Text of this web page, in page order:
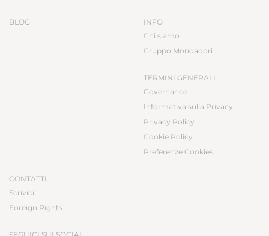
BLOG
INFO
Chi siamo
Gruppo Mondadori
TERMINI GENERALI
Governance
Informativa sulla Privacy
Privacy Policy
Cookie Policy
Preferenze Cookies
CONTATTI
Scrivici
Foreign Rights